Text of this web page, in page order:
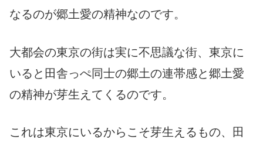
なるのが郷土愛の精神なのです。
大都会の東京の街は実に不思議な街、東京に
いると田舎っぺ同士の郷土の連帯感と郷土愛
の精神が芽生えてくるのです。
これは東京にいるからこそ芽生えるもの、田